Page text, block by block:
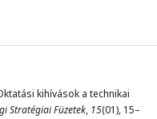
kihívások a technikai
Stratégiai Füzetek, 15(01), 15–